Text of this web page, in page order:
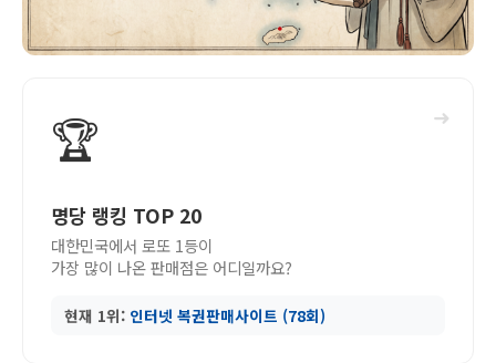
➜
🏆
명당 랭킹 TOP 20
대한민국에서 로또 1등이
가장 많이 나온 판매점은 어디일까요?
현재 1위: 인터넷 복권판매사이트 (78회)